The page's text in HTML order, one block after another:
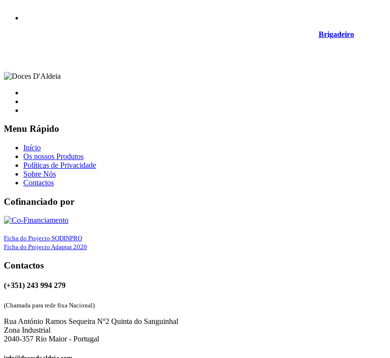
Brigadeiro
Menu Rápido
Início
Os nossos Produtos
Políticas de Privacidade
Sobre Nós
Contactos
Cofinanciado por
Ficha do Projecto SODINPRO
Ficha do Projecto Adaptar 2020
Contactos
(+351) 243 994 279
(Chamada para rede fixa Nacional)
Rua António Ramos Sequeira Nº2 Quinta do Sanguinhal
Zona Industrial
2040-357 Rio Maior - Portugal